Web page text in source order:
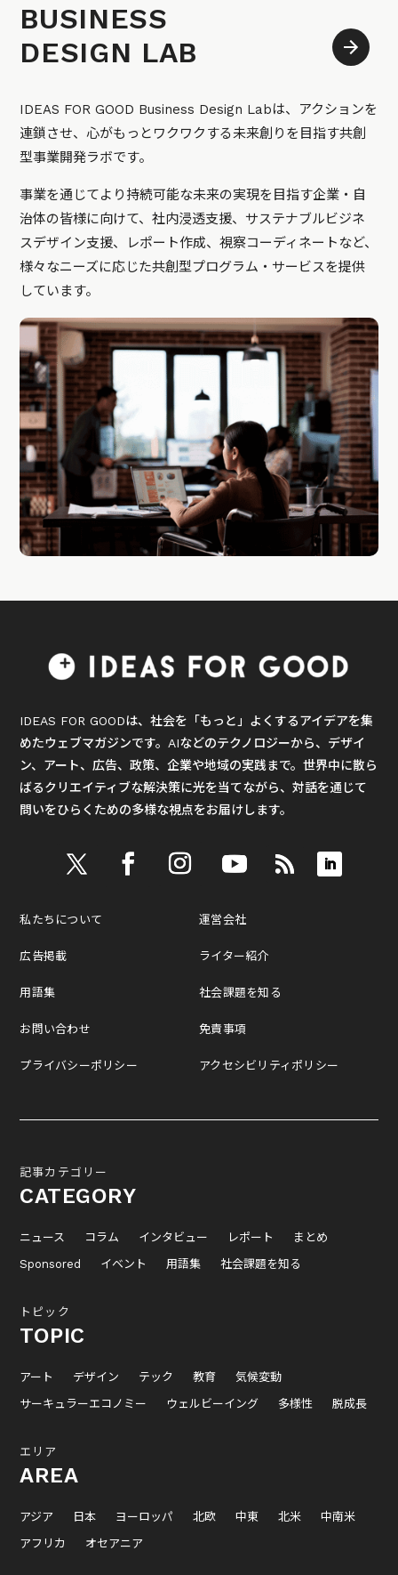
BUSINESS
DESIGN LAB
IDEAS FOR GOOD Business Design Labは、アクションを
連鎖させ、心がもっとワクワクする未来創りを目指す共創
型事業開発ラボです。
事業を通じてより持続可能な未来の実現を目指す企業・自
治体の皆様に向けて、社内浸透支援、サステナブルビジネ
スデザイン支援、レポート作成、視察コーディネートなど、
様々なニーズに応じた共創型プログラム・サービスを提供
しています。
IDEAS FOR GOODは、社会を「もっと」よくするアイデアを集
めたウェブマガジンです。AIなどのテクノロジーから、デザイ
ン、アート、広告、政策、企業や地域の実践まで。世界中に散ら
ばるクリエイティブな解決策に光を当てながら、対話を通じて
問いをひらくための多様な視点をお届けします。
私たちについて
広告掲載
用語集
お問い合わせ
プライバシーポリシー
運営会社
ライター紹介
社会課題を知る
免責事項
アクセシビリティポリシー
記事カテゴリー
CATEGORY
ニュース コラム インタビュー レポート
まとめ
Sponsored
イベント 用語集 社会課題を知る
トピック
TOPIC
アート デザイン テック 教育
気候変動
サーキュラーエコノミー
ウェルビーイング 多様性 脱成長
エリア
AREA
アジア 日本 ヨーロッパ 北欧 中東 北米
中南米
アフリカ
オセアニア